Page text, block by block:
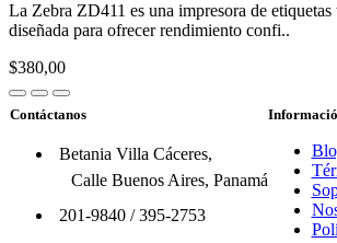
La Zebra ZD411 es una impresora de etiquetas
diseñada para ofrecer rendimiento confi..
$380,00
Contáctanos
Betania Villa Cáceres,
Calle Buenos Aires, Panamá
201-9840/395-2753